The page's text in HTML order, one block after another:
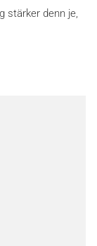
stärker denn je,